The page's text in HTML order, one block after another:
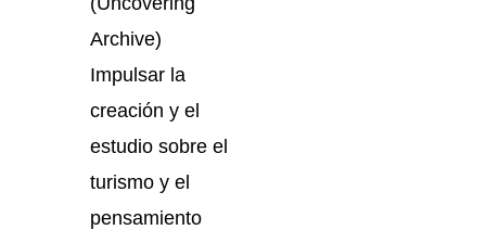
Archive)
Impulsar la
creación y el
estudio sobre el
turismo y el
pensamiento